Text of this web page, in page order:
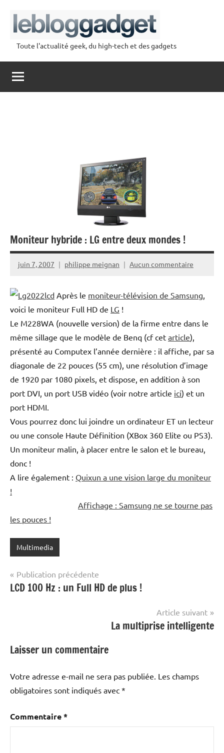
contenu
lebloggadget
Toute l'actualité geek, du high-tech et des gadgets
Moniteur hybride : LG entre deux mondes !
juin 7, 2007 philippe meignan Aucun commentaire
Après le moniteur-télévision de Samsung
voici le moniteur Full HD de LG !
Le M228WA (nouvelle version) de la firme entre dans le
même sillage que le modèle de Benq (cf cet article),
présenté au Computex l’année dernière : il affiche, par sa
diagonale de 22 pouces (55 cm), une résolution d’image
de 1920 par 1080 pixels, et dispose, en addition à son
port DVI, un port USB vidéo (voir notre article ici) et un
port HDMI.
Vous pourrez donc lui joindre un ordinateur ET un lecteur
ou une console Haute Définition (XBox 360 Elite ou PS3).
Un moniteur malin, à placer entre le salon et le bureau,
donc !
A lire également : Quixun a une vision large du moniteur
!
Affichage : Samsung ne se tourne pas
les pouces !
Multimedia
Navigation
de
Publication précédente
LCD 100 Hz : un Full HD de plus !
Article suivant
La multiprise intelligente
Laisser un commentaire
Votre adresse e-mail ne sera pas publiée. Les champs
obligatoires sont indiqués avec *
Commentaire*